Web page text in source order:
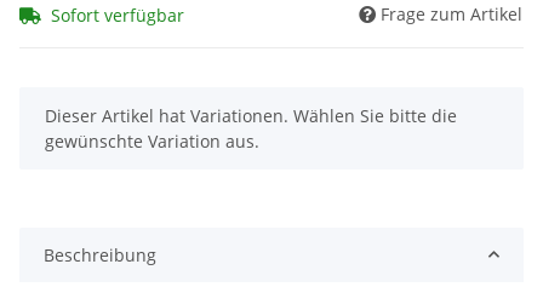
Sofort verfügbar Frage zum Artikel
x
Dieser Artikel hat Variationen. Wählen Sie bitte die
gewünschte Variation aus.
Beschreibung